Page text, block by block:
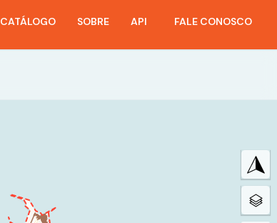
CATÁLOGO SOBRE API FALE CONOSCO